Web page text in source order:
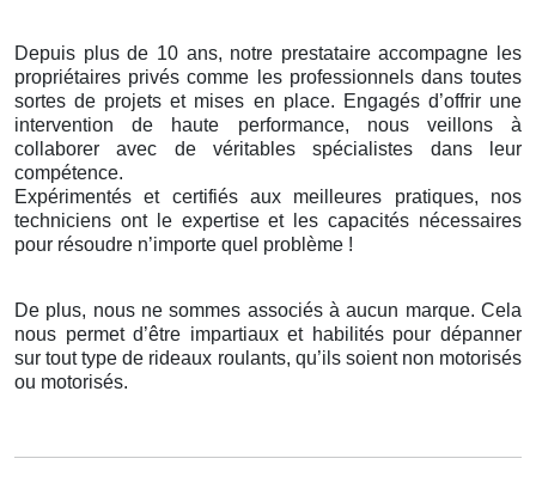
Depuis plus de 10 ans, notre prestataire accompagne les
propriétaires privés comme les professionnels dans toutes
sortes de projets et mises en place. Engagés d’offrir une
intervention de haute performance, nous veillons à
collaborer avec de véritables spécialistes dans leur
compétence.
Expérimentés et certifiés aux meilleures pratiques, nos
techniciens ont le expertise et les capacités nécessaires
pour résoudre n’importe quel problème !
De plus, nous ne sommes associés à aucun marque. Cela
nous permet d’être impartiaux et habilités pour dépanner
sur tout type de rideaux roulants, qu’ils soient non motorisés
ou motorisés.